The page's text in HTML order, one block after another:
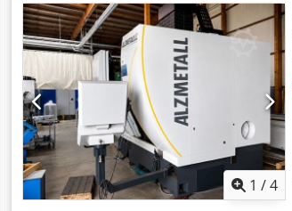
cca 100 kg. Pregled na licu mesta je
1 /4